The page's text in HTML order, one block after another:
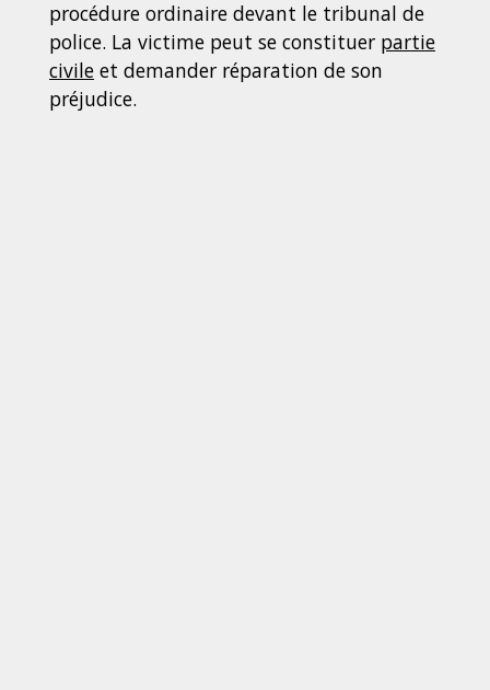
procédure ordinaire devant le tribunal de
police. La victime peut se constituer partie
civile et demander réparation de son
préjudice.